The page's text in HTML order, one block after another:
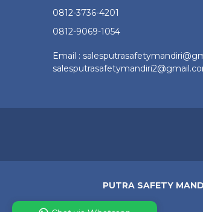
0812-3736-4201
0812-9069-1054
Email :
PUTRA SAFETY